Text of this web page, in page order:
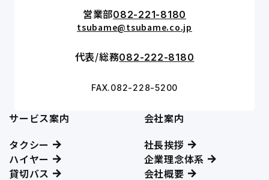
営業部082-221-8180
tsubame@tsubame.co.jp
代表/総務082-222-8180
FAX.082-228-5200
サービス案内
タクシー
ハイヤー
貸切バス
会社案内
社長挨拶
企業理念体系
会社概要